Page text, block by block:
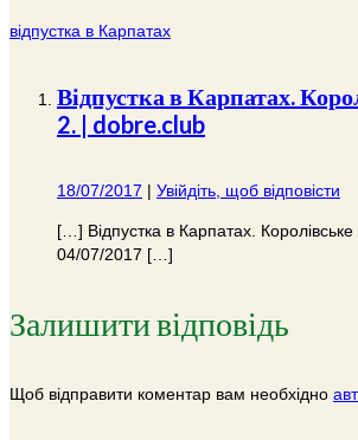
відпустка в Карпатах
Відпустка в Карпатах.
2. | dobre.club
18/07/2017 | Увійдіть, щоб відповісти
[…] Відпустка в Карпатах. Королівське
04/07/2017 […]
Залишити відповідь
Щоб відправити коментар вам необхідно